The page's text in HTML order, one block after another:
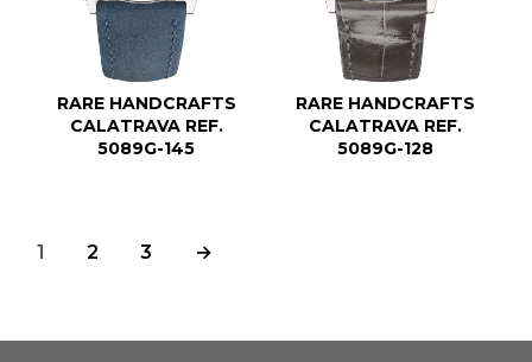
RARE HANDCRAFTS
CALATRAVA REF.
5089G-145
RARE HANDCRAFTS
CALATRAVA REF.
5089G-128
1 2 3 →